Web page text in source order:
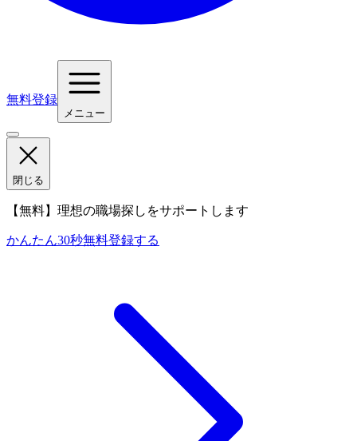
無料登録
メニュー
閉じる
【無料】理想の職場探しをサポートします
かんたん30秒無料登録する